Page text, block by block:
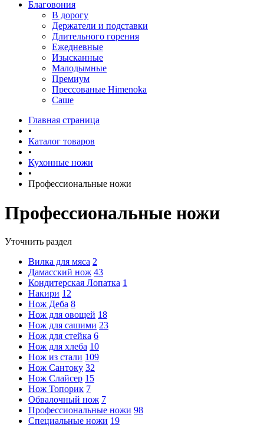
Благовония
В дорогу
Держатели и подставки
Длительного горения
Ежедневные
Изысканные
Малодымные
Премиум
Прессованые Himenoka
Саше
Главная страница
•
Каталог товаров
•
Кухонные ножи
•
Профессиональные ножи
Профессиональные ножи
Уточнить раздел
Вилка для мяса 2
Дамасский нож 43
Кондитерская Лопатка 1
Накири 12
Нож Деба 8
Нож для овощей 18
Нож для сашими 23
Нож для стейка 6
Нож для хлеба 10
Нож из стали 109
Нож Сантоку 32
Нож Слайсер 15
Нож Топорик 7
Обвалочный нож 7
Профессиональные ножи 98
Специальные ножи 19